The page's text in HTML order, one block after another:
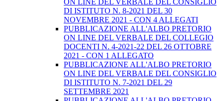
ON LINE DEL VERBALE DEL CONSIGLIO
DI ISTITUTO N. 8-2021 DEL 30
NOVEMBRE 2021 - CON 4 ALLEGATI
PUBBLICAZIONE ALL'ALBO PRETORIO
ON LINE DEL VERBALE DEL COLLEGIO
DOCENTI N. 4-2021-22 DEL 26 OTTOBRE
2021 - CON 1 ALLEGATO
PUBBLICAZIONE ALL'ALBO PRETORIO
ON LINE DEL VERBALE DEL CONSIGLIO
DI ISTITUTO N. 7-2021 DEL 29
SETTEMBRE 2021